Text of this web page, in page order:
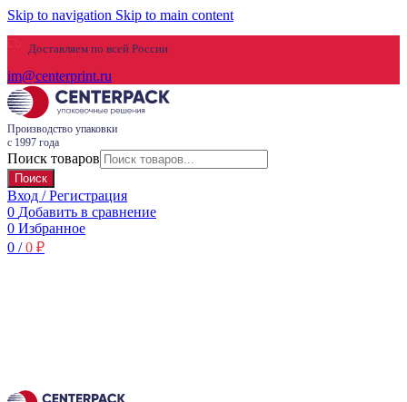
Skip to navigation Skip to main content
Доставляем по всей России
im@centerprint.ru
Производство упаковки
с 1997 года
Поиск товаров
Поиск
Вход / Регистрация
0 Добавить в сравнение
0 Избранное
0 / 0 ₽